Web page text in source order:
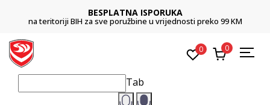
BESPLATNA ISPORUKA
na teritoriji BIH za sve poružbine u vrijednosti preko 99 KM
0 0
Tab